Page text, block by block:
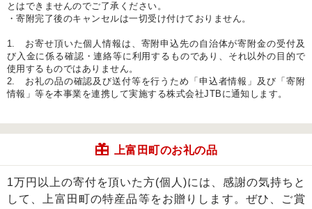
とはできませんのでご了承ください。
・寄附完了後のキャンセルは一切受け付けておりません。
1. お寄せ頂いた個人情報は、寄附申込先の自治体が寄附金の受付及
び入金に係る確認・連絡等に利用するものであり、それ以外の目的で
使用するものではありません。
2. お礼の品の確認及び送付等を行うため「申込者情報」及び「寄附
情報」等を本事業を連携して実施する株式会社JTBに通知します。
上富田町のお礼の品
1万円以上の寄付を頂いた方(個人)には、感謝の気持ちと
して、上富田町の特産品等をお贈りします。ぜひ、ご賞